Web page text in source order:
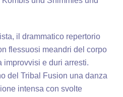
il drammatico repertorio
flessuosi meandri del corpo
improvvisi e duri arresti.
del Tribal Fusion una danza
intensa con svolte